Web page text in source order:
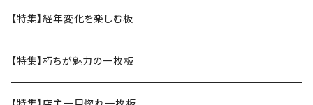
【特集】経年変化を楽しむ板
【特集】朽ちが魅力の一枚板